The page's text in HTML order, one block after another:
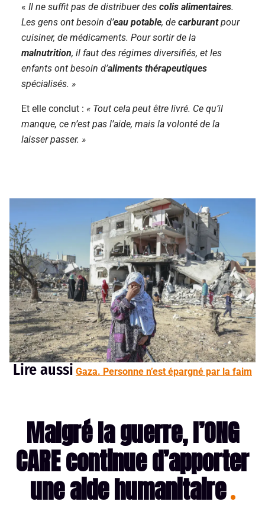
« Il ne suffit pas de distribuer des colis alimentaires.
Les gens ont besoin d’eau potable, de carburantpour
cuisiner, de médicaments. Pour sortir de la
malnutrition, il faut des régimes diversifiés, et les
enfants ont besoin d’aliments thérapeutiques
spécialisés. »
Et elle conclut : « Tout cela peut être livré. Ce qu’il
manque, ce n’est pas l’aide, mais la volonté de la
laisser passer. »
Lire aussi Gaza. Personne n’est épargné par la faim
Malgré la guerre, l’ONG
CARE continue d’apporter
une aide humanitaire